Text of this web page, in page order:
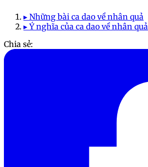
▸ Những bài ca dao về nhân quả
▸ Ý nghĩa của ca dao về nhân quả
Chia sẻ: